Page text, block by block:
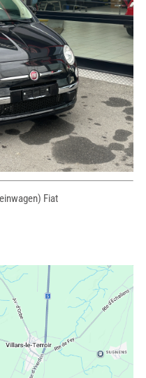
Fiat